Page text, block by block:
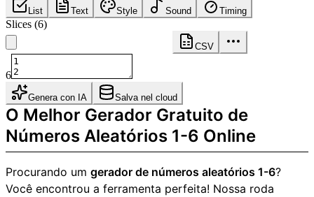
List Text Style Sound Timing
Slices (6)
CSV
6
Genera con IA Salva nel cloud
O Melhor Gerador Gratuito de
Números Aleatórios 1-6 Online
Procurando um gerador de números aleatórios 1-6?
Você encontrou a ferramenta perfeita! Nossa roda